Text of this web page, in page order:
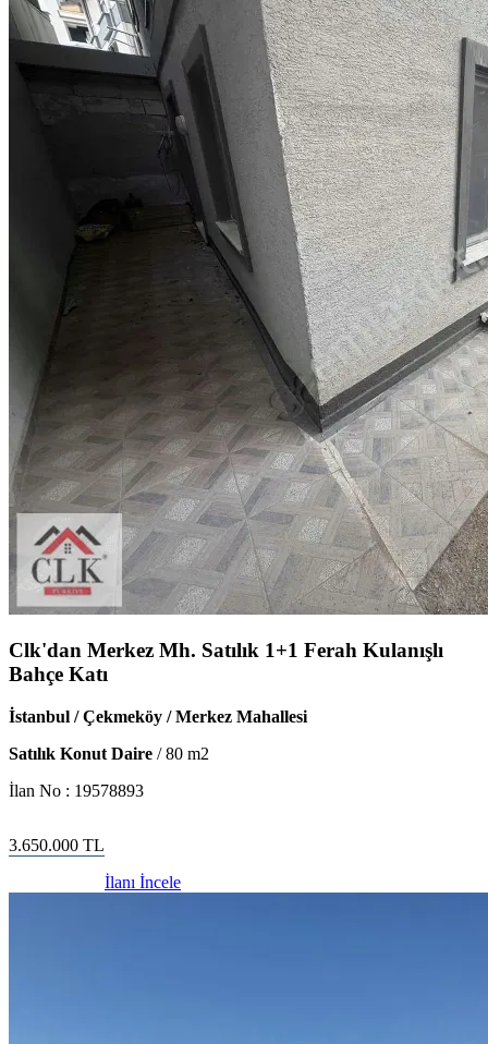
Clk'dan Merkez Mh. Satılık 1+1 Ferah Kulanışlı
Bahçe Katı
İstanbul / Çekmeköy / Merkez Mahallesi
Satılık Konut Daire /80 m2
İlan No : 19578893
3.650.000 TL
İlanı İncele